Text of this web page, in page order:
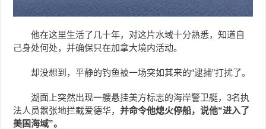
他在这里生活了几十年，对这片水域十分熟悉，知道自
己身处何处，并确保只在加拿大境内活动。
却没想到，平静的钓鱼被一场突如其来的“逮捕”打扰了。
湖面上突然出现一艘悬挂美方标志的海岸警卫艇，3名执
法人员嚣张地拦截爱德华，并命令他熄火停船，说他“进入了
美国海域”。